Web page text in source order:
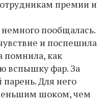
премии и
пообщалась.
и поспешила
помнила, как
вспышку фар. За
Для него
шоком, чем